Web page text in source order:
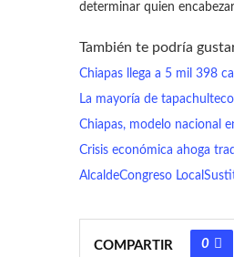
determinar quien
También te podría
Chiapas llega a 5 mil 398
La mayoría de
Chiapas, modelo nacional
Crisis económica ahoga
AlcaldeCongreso Local
COMPARTIR 0